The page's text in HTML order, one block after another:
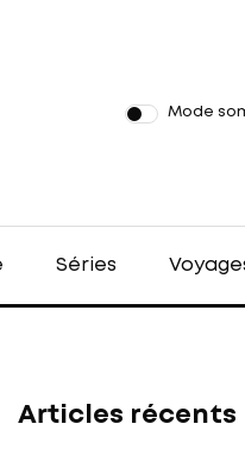
Mode
Séries
Articles récents